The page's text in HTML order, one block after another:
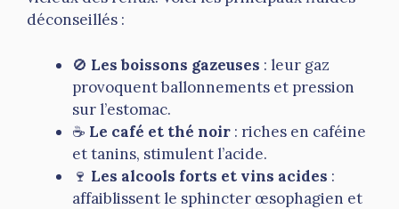
déconseillés :
🚫 Les boissons gazeuses : leur gaz
provoquent ballonnements et pression
sur l’estomac.
☕ Le café et thé noir : riches en caféine
et tanins, stimulent l’acide.
🍷 Les alcools forts et vins acides :
affaiblissent le sphincter œsophagien et